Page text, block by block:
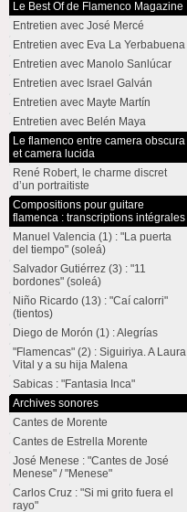
Le Best Of de Flamenco Magazine
Entretien avec José Mercé
Entretien avec Eva La Yerbabuena
Entretien avec Manolo Sanlúcar
Entretien avec Israel Galván
Entretien avec Mayte Martín
Entretien avec Belén Maya
Le flamenco entre camera obscura
et camera lucida
René Robert, le charme discret
d’un portraitiste
Compositions pour guitare
flamenca : transcriptions intégrales
Manuel Valencia (1) : "La puerta
del tiempo" (soleá)
Salvador Gutiérrez (3) : "11
bordones" (soleá)
Niño Ricardo (13) : "Caí calorri"
(tientos)
Diego de Morón (1) : Alegrías
"Flamencas" (2) : Siguiriya. A Laura
Vital y a su hija Malena
Sabicas : "Fantasia Inca"
Archives sonores
Cantes de Morente
Cantes de Estrella Morente
José Menese : "Cantes de José
Menese" / "Menese"
Carlos Cruz : "Si mi grito fuera el
rayo"